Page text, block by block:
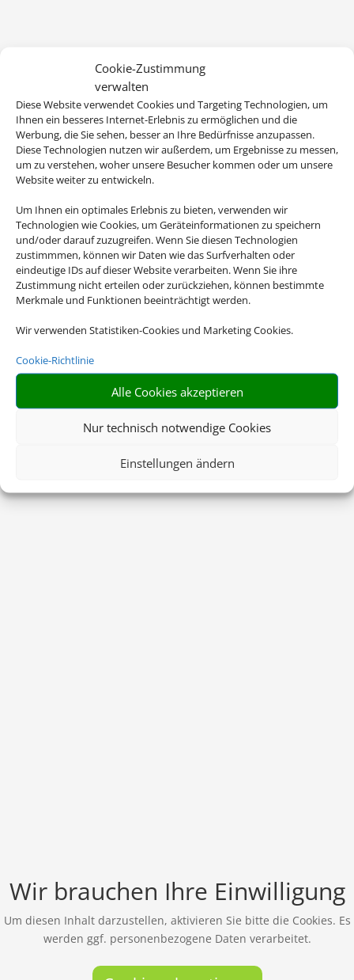
Cookie-Zustimmung
verwalten
Diese Website verwendet Cookies und Targeting Technologien, um
Ihnen ein besseres Internet-Erlebnis zu ermöglichen und die
Werbung, die Sie sehen, besser an Ihre Bedürfnisse anzupassen.
Diese Technologien nutzen wir außerdem, um Ergebnisse zu messen,
um zu verstehen, woher unsere Besucher kommen oder um unsere
Website weiter zu entwickeln.
Um Ihnen ein optimales Erlebnis zu bieten, verwenden wir
Technologien wie Cookies, um Geräteinformationen zu speichern
und/oder darauf zuzugreifen. Wenn Sie diesen Technologien
zustimmmen, können wir Daten wie das Surfverhalten oder
eindeutige IDs auf dieser Website verarbeiten. Wenn Sie ihre
Zustimmung nicht erteilen oder zurückziehen, können bestimmte
Merkmale und Funktionen beeinträchtigt werden.
Wir verwenden Statistiken-Cookies und Marketing Cookies.
Cookie-Richtlinie
Alle Cookies akzeptieren
Nur technisch notwendige Cookies
Einstellungen ändern
Wir brauchen Ihre Einwilligung
Um diesen Inhalt darzustellen, aktivieren Sie bitte die Cookies. Es
werden ggf. personenbezogene Daten verarbeitet.